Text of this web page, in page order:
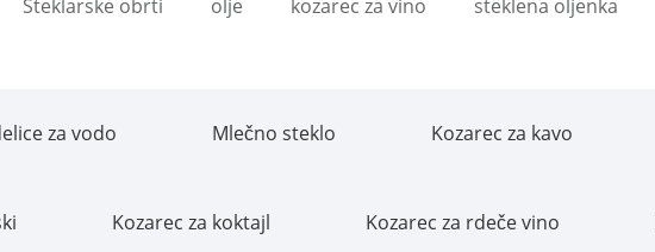
Steklarske obrti olje kozarec za vino steklena oljenka
za vodo Mlečno steklo Kozarec za kavo
Kozarec za koktajl Kozarec za rdeče vino